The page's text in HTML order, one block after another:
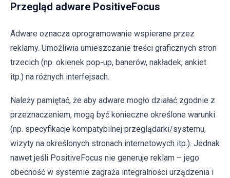
Przegląd adware PositiveFocus
Adware oznacza oprogramowanie wspierane przez
reklamy. Umożliwia umieszczanie treści graficznych stron
trzecich (np. okienek pop-up, banerów, nakładek, ankiet
itp.) na różnych interfejsach.
Należy pamiętać, że aby adware mogło działać zgodnie z
przeznaczeniem, mogą być konieczne określone warunki
(np. specyfikacje kompatybilnej przeglądarki/systemu,
wizyty na określonych stronach internetowych itp.). Jednak
nawet jeśli PositiveFocus nie generuje reklam – jego
obecność w systemie zagraża integralności urządzenia i